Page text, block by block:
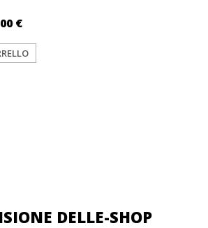
€
DELLE-SHOP